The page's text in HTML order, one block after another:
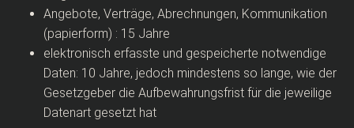
Angebote, Verträge, Abrechnungen, Kommunikation
(papierform) : 15 Jahre
elektronisch erfasste und gespeicherte notwendige
Daten: 10 Jahre, jedoch mindestens so lange, wie der
Gesetzgeber die Aufbewahrungsfrist für die jeweilige
Datenart gesetzt hat